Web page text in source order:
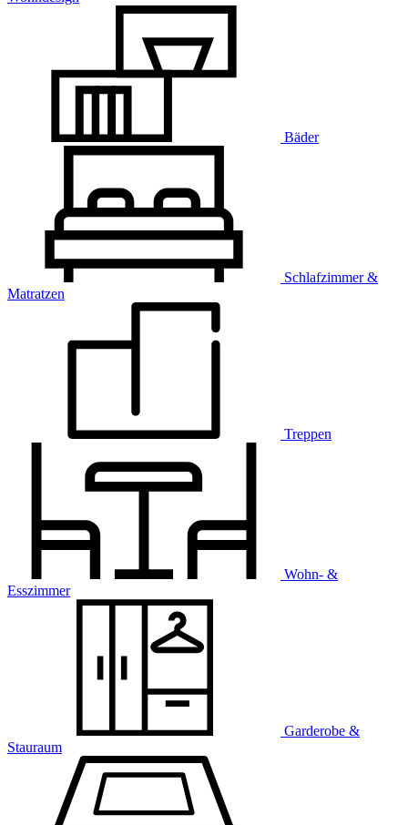
Bäder
Schlafzimmer &
Matratzen
Treppen
Wohn- &
Esszimmer
Garderobe &
Stauraum